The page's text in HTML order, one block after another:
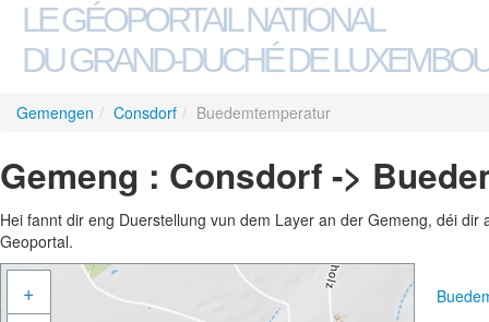
LE GÉOPORTAIL NATIONAL
DU GRAND-DUCHÉ DE
Gemengen / Consdorf / Buedemtemperatur
Gemeng : Consdorf ->
Hei fannt dir eng Duerstellung vun dem Layer an der Gemeng, déi
Geoportal.
+